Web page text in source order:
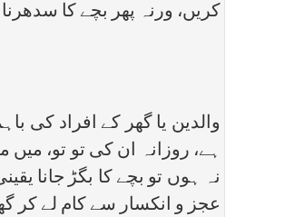
کریں، ورنہ پھر بچے کا
والدین یا گھر کے افراد کی
ہے، روزانہ ان کی تو تو،
نہ ہوں تو بچے کا بگڑ جانا
عجز و انکسار سے کام لے کر